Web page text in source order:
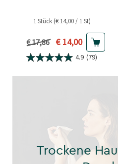
1 Stück (€ 14,00 / 1 St)
Vorheriger Preis
€ 17,86 Aktueller Preis
€ 14,00
4.9 (79)
Trockene